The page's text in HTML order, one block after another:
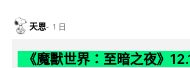
天恩 1 日
《魔獸世界：至暗之夜》